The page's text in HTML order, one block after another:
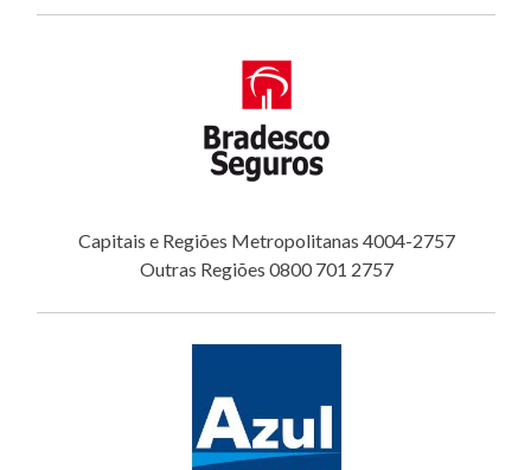
Capitais e Regiões Metropolitanas 4004-2757
Outras Regiões 0800 701 2757